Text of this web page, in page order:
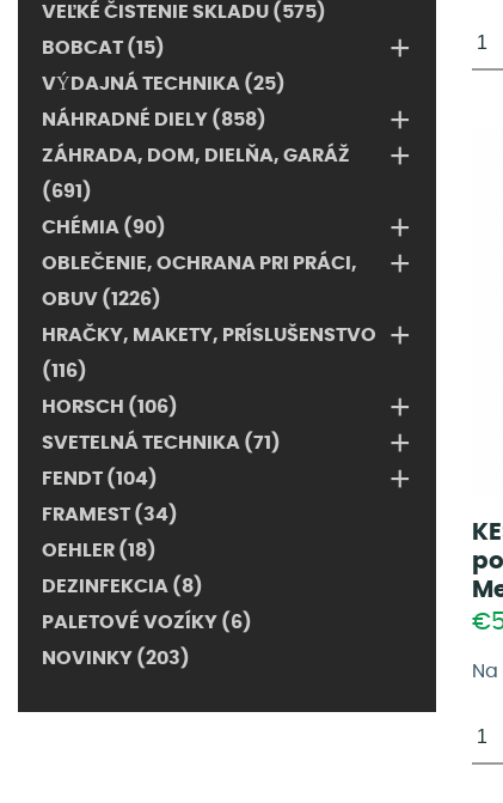
VEĽKÉ ČISTENIE SKLADU (575)
BOBCAT (15)
+
VÝDAJNÁ TECHNIKA (25)
NÁHRADNÉ DIELY (858)
+
ZÁHRADA, DOM, DIELŇA, GARÁŽ
(691)
+
CHÉMIA (90) +
OBLEČENIE, OCHRANA PRI PRÁCI,
OBUV (1226)
+
HRAČKY, MAKETY, PRÍSLUŠENSTVO
(116)
+
HORSCH (106) +
SVETELNÁ TECHNIKA (71) +
FENDT (104) +
FRAMEST (34)
OEHLER (18)
DEZINFEKCIA (8)
PALETOVÉ VOZÍKY (6)
NOVINKY (203)